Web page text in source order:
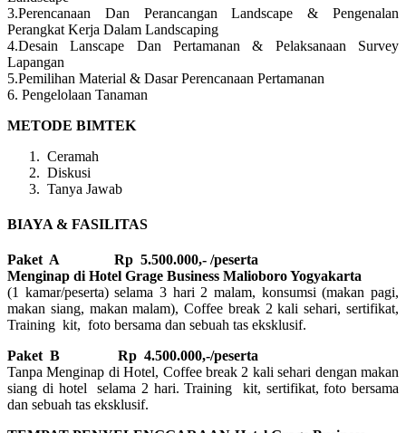
3.Perencanaan Dan Perancangan Landscape & Pengenalan
Perangkat Kerja Dalam Landscaping
4.Desain Lanscape Dan Pertamanan & Pelaksanaan Survey
Lapangan
5.Pemilihan Material & Dasar Perencanaan Pertamanan
6. Pengelolaan Tanaman
METODE BIMTEK
Ceramah
Diskusi
Tanya Jawab
BIAYA & FASILITAS
Paket A Rp 5.500.000,- /peserta
Menginap di Hotel Grage Business Malioboro Yogyakarta
(1 kamar/peserta) selama 3 hari 2 malam, konsumsi (makan pagi,
makan siang, makan malam), Coffee break 2 kali sehari, sertifikat,
Training kit, foto bersama dan sebuah tas eksklusif.
Paket B
Rp 4.500.000,-/peserta
Tanpa Menginap di Hotel, Coffee break 2 kali sehari dengan makan
siang di hotel selama 2 hari. Training kit, sertifikat, foto bersama
dan sebuah tas eksklusif.